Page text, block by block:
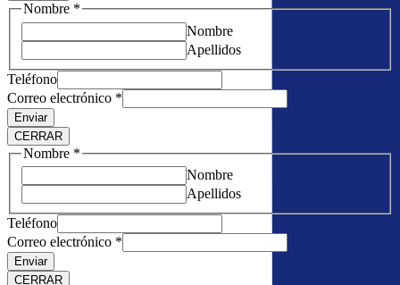
Nombre *
Nombre
Apellidos
Teléfono
Correo electrónico *
Enviar
CERRAR
Nombre *
Nombre
Apellidos
Teléfono
Correo electrónico *
Enviar
CERRAR